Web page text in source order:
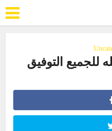
للجميع التوفيق